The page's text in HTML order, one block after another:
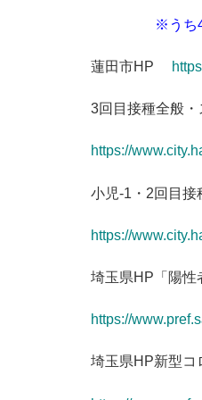
※うち4回
蓮田市HP
3回目接種全般・
https://
小児-1・2回目接
https://
埼玉県HP「陽性
https://
埼玉県HP新型コ